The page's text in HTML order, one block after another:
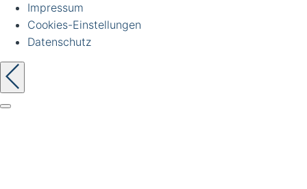
Impressum
Cookies-Einstellungen
Datenschutz